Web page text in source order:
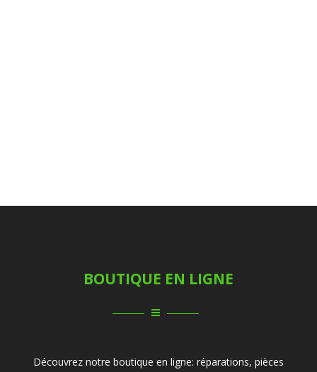
BOUTIQUE EN LIGNE
Découvrez notre boutique en ligne: réparations, pièces